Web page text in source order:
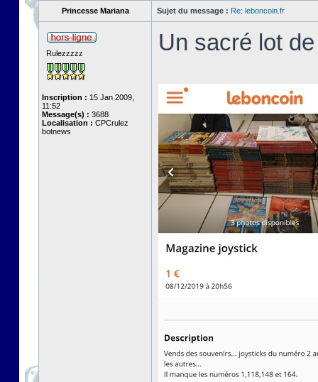
Princesse Mariana Sujet du message : Re: leboncoin.fr
Rulezzzzz
Inscription : 15 Jan 2009,
11:52
Message(s) : 3688
Localisation : CPCrulez
botnews
Un sacré lot